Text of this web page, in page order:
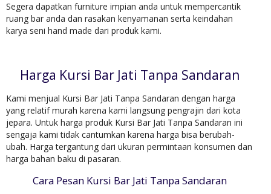
Segera dapatkan furniture impian anda untuk mempercantik
ruang bar anda dan rasakan kenyamanan serta keindahan
karya seni hand made dari produk kami.
Harga Kursi Bar Jati Tanpa Sandaran
Kami menjual Kursi Bar Jati Tanpa Sandaran dengan harga
yang relatif murah karena kami langsung pengrajin dari kota
jepara. Untuk harga produk Kursi Bar Jati Tanpa Sandaran ini
sengaja kami tidak cantumkan karena harga bisa berubah-
ubah. Harga tergantung dari ukuran permintaan konsumen dan
harga bahan baku di pasaran.
Cara Pesan Kursi Bar Jati Tanpa Sandaran